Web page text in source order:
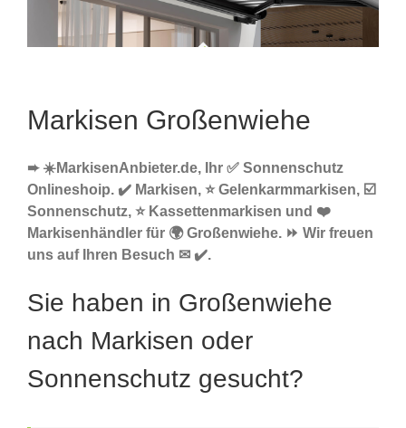
Markisen Großenwiehe
➨ ☀️MarkisenAnbieter.de, Ihr ✅ Sonnenschutz
Onlineshoip. ✔️ Markisen, ⭐ Gelenkarmmarkisen, ☑️
Sonnenschutz, ⭐ Kassettenmarkisen und ❤️
Markisenhändler für 🌍 Großenwiehe. ⏩ Wir freuen
uns auf Ihren Besuch ✉ ✔️.
Sie haben in Großenwiehe
nach Markisen oder
Sonnenschutz gesucht?